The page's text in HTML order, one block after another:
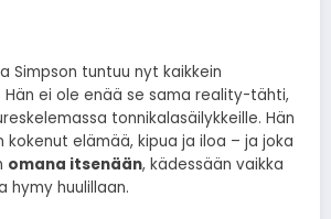
Simpson tuntuu nyt kaikkein
ei ole enää se sama reality-tähti,
tonnikalasäilykkeille. Hän
kokenut elämää, kipua ja iloa – ja joka
omana itsenään, kädessään vaikka
huulillaan.